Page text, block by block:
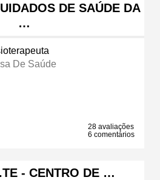
DE SAÚDE DA
…
De Saúde
28 avaliações
6 comentários
- CENTRO DE …